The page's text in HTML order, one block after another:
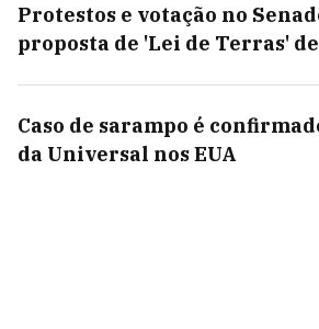
Protestos e votação no
proposta de 'Lei de Terras'
Caso de sarampo é
da Universal nos EUA